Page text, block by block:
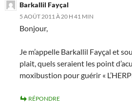
Barkallil Fayçal
5 AOÛT 2011 À 20 H 41 MIN
Bonjour,
Je m’appelle Barkallil Fayçal et
plait, quels seraient les point
moxibustion pour guérir «
RÉPONDRE